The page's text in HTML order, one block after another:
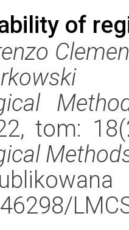
of
tom: